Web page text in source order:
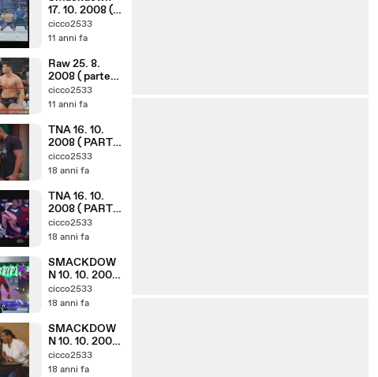
17. 10. 2008 (
parte 1. 8 )
cicco2533
11 anni fa
Raw 25. 8.
2008 ( parte
6. 10 )
cicco2533
11 anni fa
TNA 16. 10.
2008 ( PARTE
7. 10 )
cicco2533
18 anni fa
TNA 16. 10.
2008 ( PARTE
2. 10 )
cicco2533
18 anni fa
SMACKDOW
N 10. 10. 2008
cicco2533
18 anni fa
SMACKDOW
N 10. 10. 2008
cicco2533
18 anni fa